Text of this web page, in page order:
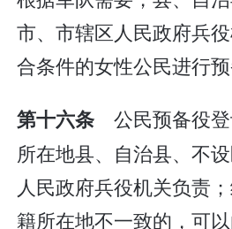
市、市辖区人民政府兵
合条件的女性公民进行预
第十六条公民预备役
所在地县、自治县、不
人民政府兵役机关负责
籍所在地不一致的，可